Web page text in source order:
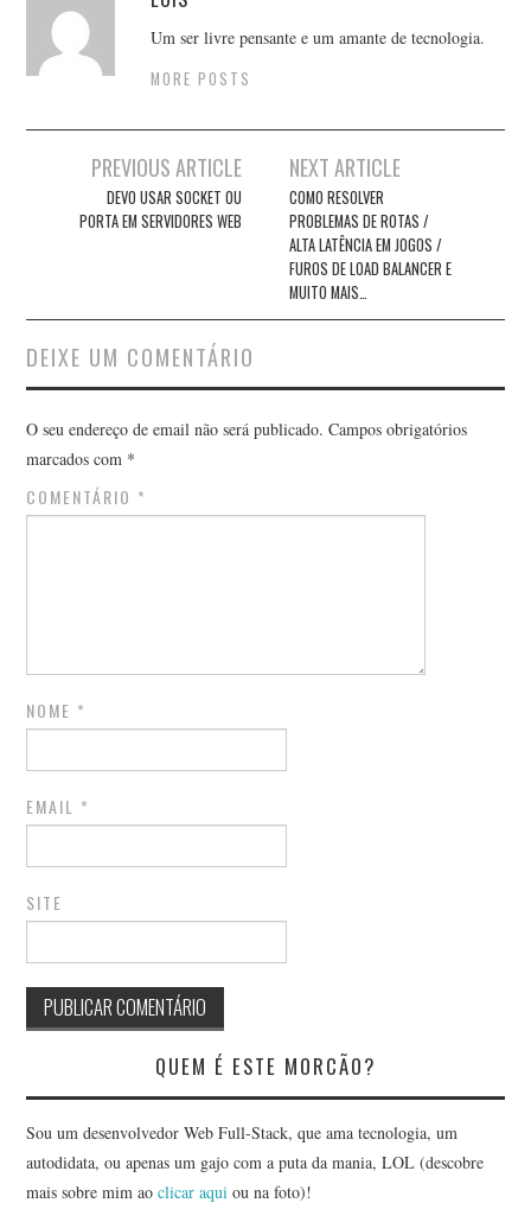
Um ser livre pensante e um amante de tecnologia.
MORE POSTS
navigation
PREVIOUS ARTICLE
DEVO USAR SOCKET OU
PORTA EM SERVIDORES WEB
NEXT ARTICLE
COMO RESOLVER
PROBLEMAS DE ROTAS /
ALTA LATÊNCIA EM JOGOS /
FUROS DE LOAD BALANCER E
MUITO MAIS…
DEIXE UM COMENTÁRIO
O seu endereço de email não será publicado. Campos obrigatórios
marcados com *
COMENTÁRIO *
NOME *
EMAIL *
SITE
QUEM É ESTE MORCÃO?
Sou um desenvolvedor Web Full-Stack, que ama tecnologia, um
autodidata, ou apenas um gajo com a puta da mania, LOL (descobre
mais sobre mim aoclicar aqui ou na foto)!